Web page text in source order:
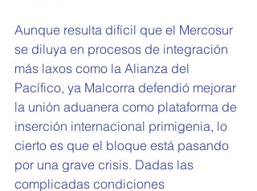
Aunque resulta difícil que el Mercosur
se diluya en procesos de integración
más laxos como la Alianza del
Pacífico, ya Malcorra defendió mejorar
la unión aduanera como plataforma de
inserción internacional primigenia, lo
cierto es que el bloque está pasando
por una grave crisis. Dadas las
complicadas condiciones